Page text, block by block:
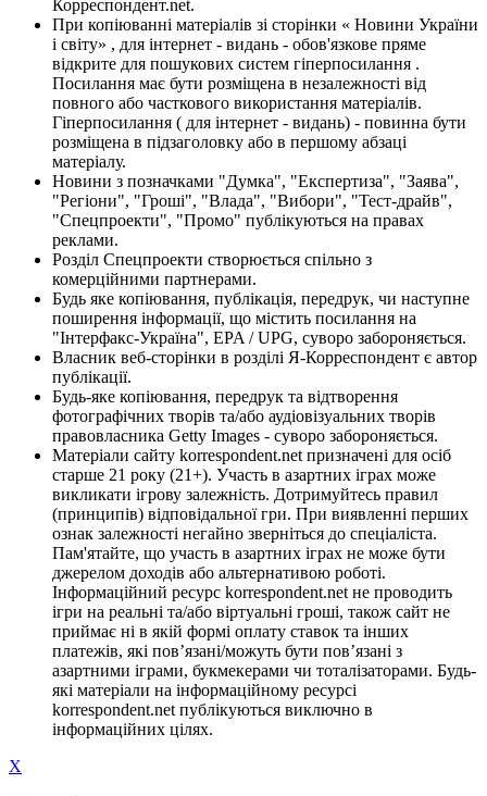
Корреспондент.net.
При копіюванні матеріалів зі сторінки « Новини України
і світу» , для інтернет - видань - обов'язкове пряме
відкрите для пошукових систем гіперпосилання .
Посилання має бути розміщена в незалежності від
повного або часткового використання матеріалів.
Гіперпосилання ( для інтернет - видань) - повинна бути
розміщена в підзаголовку або в першому абзаці
матеріалу.
Новини з позначками "Думка", "Експертиза", "Заява",
"Регіони", "Гроші", "Влада", "Вибори", "Тест-драйв",
"Спецпроекти", "Промо" публікуються на правах
реклами.
Розділ Спецпроекти створюється спільно з
комерційними партнерами.
Будь яке копіювання, публікація, передрук, чи наступне
поширення інформації, що містить посилання на
"Інтерфакс-Україна", EPA / UPG, суворо забороняється.
Власник веб-сторінки в розділі Я-Корреспондент є автор
публікації.
Будь-яке копіювання, передрук та відтворення
фотографічних творів та/або аудіовізуальних творів
правовласника Getty Images - суворо забороняється.
Матеріали сайту korrespondent.net призначені для осіб
старше 21 року (21+). Участь в азартних іграх може
викликати ігрову залежність. Дотримуйтесь правил
(принципів) відповідальної гри. При виявленні перших
ознак залежності негайно зверніться до спеціаліста.
Пам'ятайте, що участь в азартних іграх не може бути
джерелом доходів або альтернативою роботі.
Інформаційний ресурс korrespondent.net не проводить
ігри на реальні та/або віртуальні гроші, також сайт не
приймає ні в якій формі оплату ставок та інших
платежів, які пов’язані/можуть бути пов’язані з
азартними іграми, букмекерами чи тоталізаторами. Будь-
які матеріали на інформаційному ресурсі
korrespondent.net публікуються виключно в
інформаційних цілях.
X